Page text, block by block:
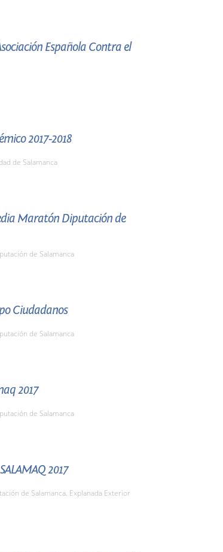
Española Contra el
2017-2018
de Salamanca
Maratón Diputación de
de Salamanca
Ciudadanos
de Salamanca
2017
de Salamanca
2017
de Salamanca. Explanada Exterior